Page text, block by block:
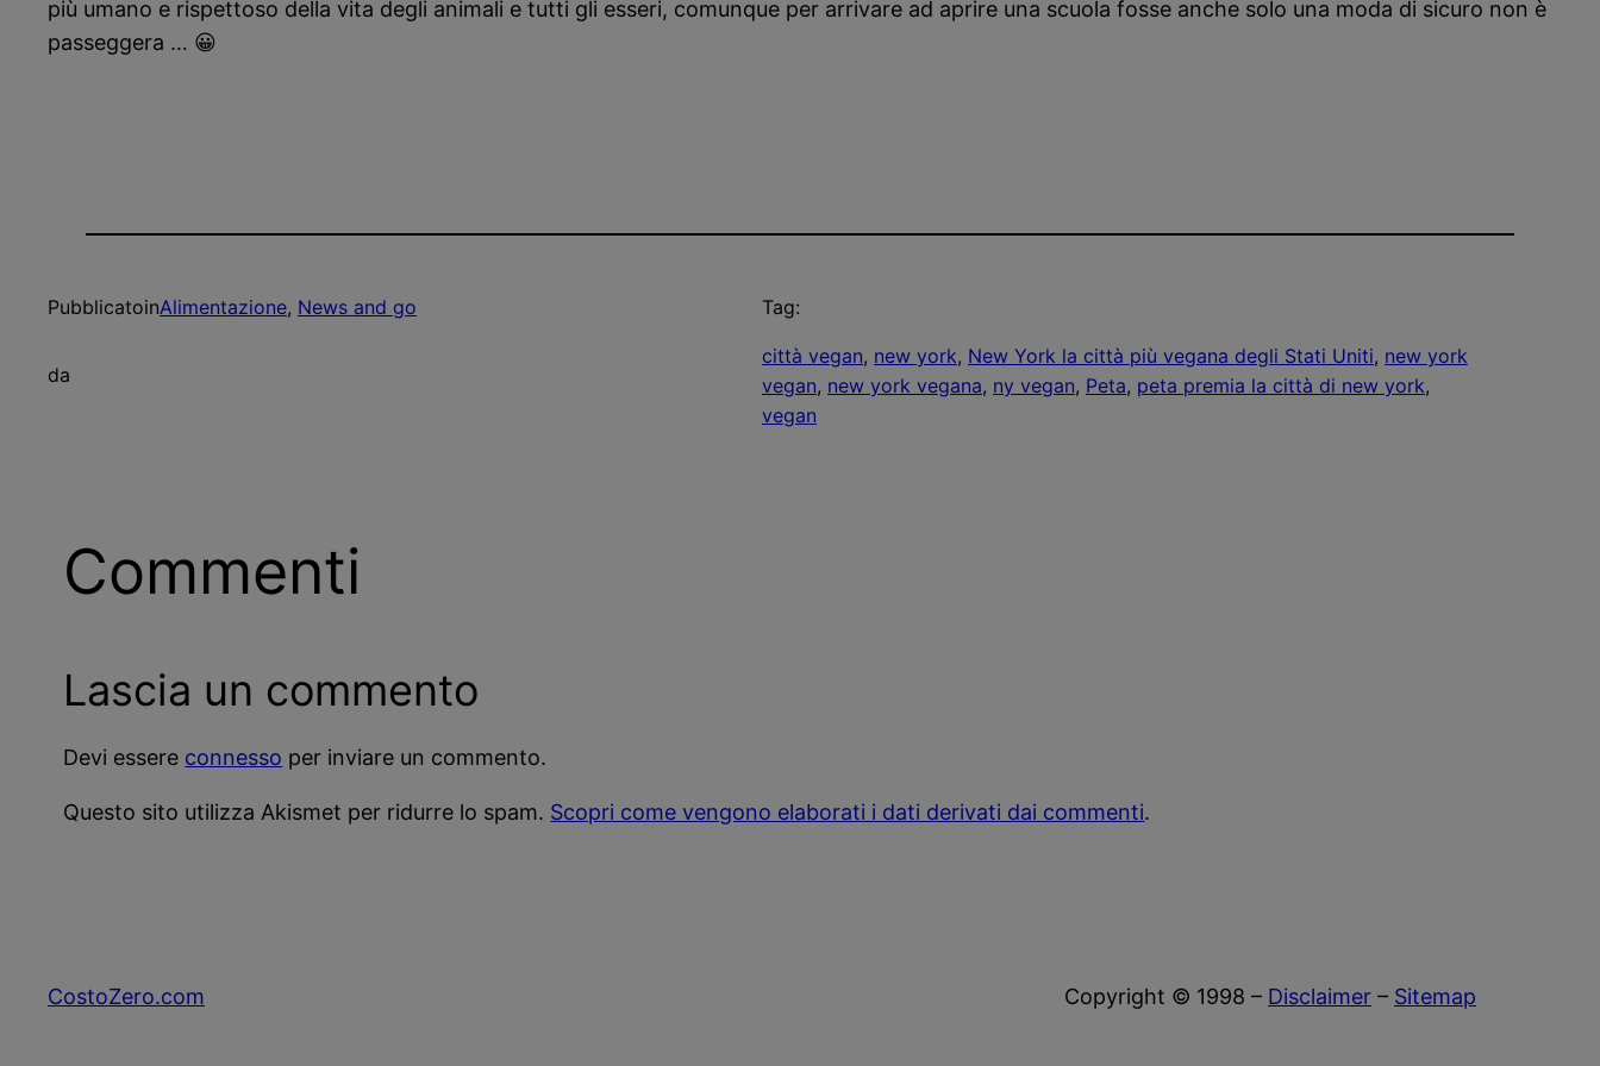
più umano e rispettoso della vita degli animali e tutti gli esseri, comunque per arrivare ad aprire una scuola fosse anche solo una moda di sicuro non è
passeggera … 😀
PubblicatoinAlimentazione, News and go
da
Tag:
città vegan, new york, New York la città più vegana degli Stati Uniti, new york
vegan, new york vegana, ny vegan, Peta, peta premia la città di new york
vegan
Commenti
Lascia un commento
Devi essere connesso per inviare un commento.
Questo sito utilizza Akismet per ridurre lo spam. Scopri come vengono elaborati i dati derivati dai commenti.
CostoZero.com Copyright © 1998 – Disclaimer – Sitemap